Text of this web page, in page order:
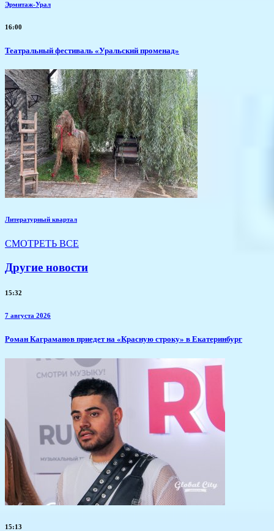
Эрмитаж-Урал
16:00
Театральный фестиваль «Уральский променад»
Литературный квартал
СМОТРЕТЬ ВСЕ
Другие новости
15:32
7 августа 2026
​Роман Каграманов приедет на «Красную строку» в Екатеринбург
15:13